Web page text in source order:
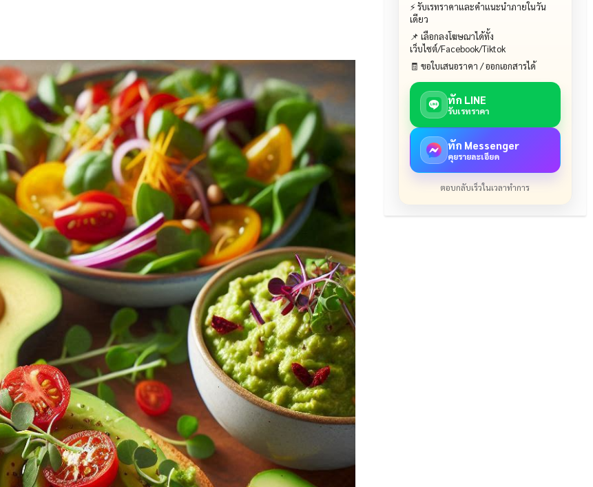
⚡ รับเรทราคาและคำแนะนำภายในวัน
เดียว
📌 เลือกลงโฆษณาได้ทั้ง
เว็บไซต์/Facebook/Tiktok
🧾 ขอใบเสนอราคา / ออกเอกสารได้
ทัก LINE
รับเรทราคา
ทัก Messenger
คุยรายละเอียด
ตอบกลับเร็วในเวลาทำการ